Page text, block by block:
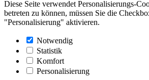
Diese Seite verwendet Personalisierungs-
betreten zu können, müssen Sie die
"Personalisierung" aktivieren.
Notwendig
Statistik
Komfort
Personalisierung